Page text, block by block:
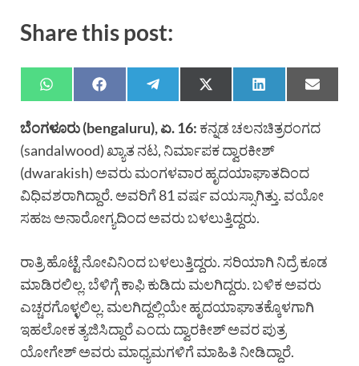
Share this post:
ಬೆಂಗಳೂರು (bengaluru), ಏ. 16: ಕನ್ನಡ ಚಲನಚಿತ್ರರಂಗದ
(sandalwood) ಖ್ಯಾತ ನಟ, ನಿರ್ಮಾಪಕ ದ್ವಾರಕೀಶ್
(dwarakish) ಅವರು ಮಂಗಳವಾರ ಹೃದಯಾಘಾತದಿಂದ
ವಿಧಿವಶರಾಗಿದ್ದಾರೆ. ಅವರಿಗೆ 81 ವರ್ಷ ವಯಸ್ಸಾಗಿತ್ತು. ವಯೋ
ಸಹಜ ಅನಾರೋಗ್ಯದಿಂದ ಅವರು ಬಳಲುತ್ತಿದ್ದರು.
ರಾತ್ರಿ ಹೊಟ್ಟೆ ನೋವಿನಿಂದ ಬಳಲುತ್ತಿದ್ದರು. ಸರಿಯಾಗಿ ನಿದ್ರೆ ಕೂಡ
ಮಾಡಿರಲಿಲ್ಲ. ಬೆಳಿಗ್ಗೆ ಕಾಫಿ ಕುಡಿದು ಮಲಗಿದ್ದರು. ಬಳಿಕ ಅವರು
ಎಚ್ಚರಗೊಳ್ಳಲಿಲ್ಲ. ಮಲಗಿದ್ದಲ್ಲಿಯೇ ಹೃದಯಾಘಾತಕ್ಕೊಳಗಾಗಿ
ಇಹಲೋಕ ತ್ಯಜಿಸಿದ್ದಾರೆ ಎಂದು ದ್ವಾರಕೀಶ್ ಅವರ ಪುತ್ರ
ಯೋಗೇಶ್ ಅವರು ಮಾಧ್ಯಮಗಳಿಗೆ ಮಾಹಿತಿ ನೀಡಿದ್ದಾರೆ.